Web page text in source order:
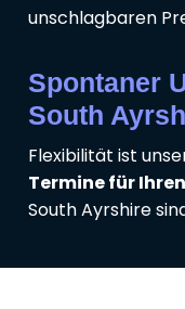
unschlagbaren
Spontaner
South
Flexibilität ist
Termine für
South Ayrshire